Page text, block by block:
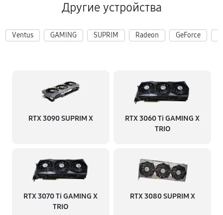
Другие устройства
Ventus GAMING SUPRIM Radeon GeForce
RTX 3090 SUPRIM X
RTX 3060 Ti GAMING X
TRIO
RTX 3070 Ti GAMING X
TRIO
RTX 3080 SUPRIM X